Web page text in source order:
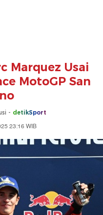
Marquez Usai
MotoGP San
- detikSport
23:16 WIB